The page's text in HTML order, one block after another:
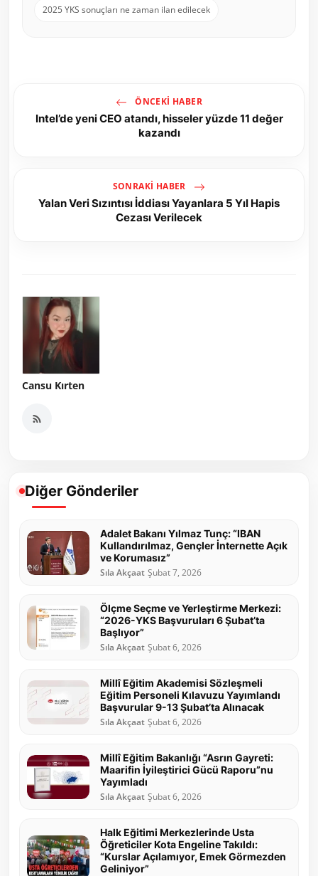
2025 YKS sonuçları ne zaman ilan edilecek
ÖNCEKI HABER
Intel’de yeni CEO atandı, hisseler yüzde 11 değer
kazandı
SONRAKI HABER
Yalan Veri Sızıntısı İddiası Yayanlara 5 Yıl Hapis
Cezası Verilecek
Cansu Kırten
Diğer Gönderiler
Adalet Bakanı Yılmaz Tunç: “IBAN
Kullandırılmaz, Gençler İnternette Açık
ve Korumasız”
Sıla Akçaat Şubat 7, 2026
Ölçme Seçme ve Yerleştirme Merkezi:
“2026-YKS Başvuruları 6 Şubat’ta
Başlıyor”
Sıla Akçaat Şubat 6, 2026
Millî Eğitim Akademisi Sözleşmeli
Eğitim Personeli Kılavuzu Yayımlandı
Başvurular 9-13 Şubat’ta Alınacak
Sıla Akçaat Şubat 6, 2026
Millî Eğitim Bakanlığı “Asrın Gayreti:
Maarifin İyileştirici Gücü Raporu”nu
Yayımladı
Sıla Akçaat Şubat 6, 2026
Halk Eğitimi Merkezlerinde Usta
Öğreticiler Kota Engeline Takıldı:
“Kurslar Açılamıyor, Emek Görmezden
Geliniyor”